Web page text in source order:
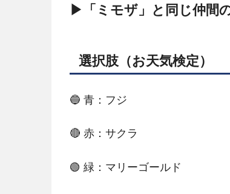
▶「ミモザ」と同じ仲間
選択肢（お天気検定）
🔵 青：フジ
🔴 赤：サクラ
🟢 緑：マリーゴールド